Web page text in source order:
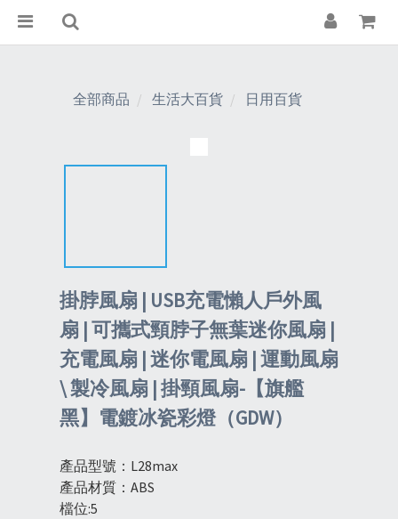
全部商品 生活大百貨 日用百貨
掛脖風扇 | USB充電懶人戶外風
扇 | 可攜式頸脖子無葉迷你風扇 |
充電風扇 | 迷你電風扇 | 運動風扇
\ 製冷風扇 | 掛頸風扇-【旗艦
黑】電鍍冰瓷彩燈（GDW）
產品型號：L28max
產品材質：ABS
檔位:5